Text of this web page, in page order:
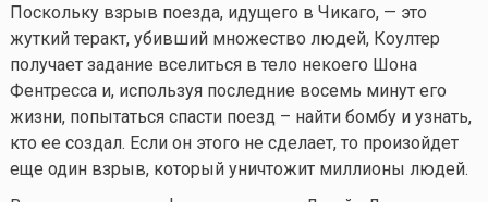
Поскольку взрыв поезда, идущего в Чикаго, — это
жуткий теракт, убивший множество людей, Коултер
получает задание вселиться в тело некоего Шона
Фентресса и, используя последние восемь минут его
жизни, попытаться спасти поезд – найти бомбу и узнать,
кто ее создал. Если он этого не сделает, то произойдет
еще один взрыв, который уничтожит миллионы людей.